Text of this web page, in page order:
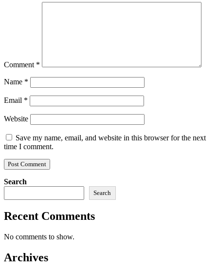
Comment *
Name *
Email *
Website
Save my name, email, and website in this browser for the next
time I comment.
Search
Search
Recent Comments
No comments to show.
Archives